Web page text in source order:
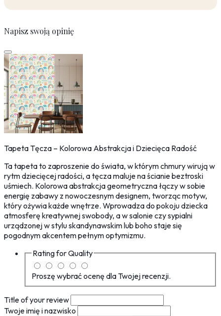
Napisz swoją opinię
Tapeta Tęcza – Kolorowa Abstrakcja i Dziecięca Radość
Ta tapeta to zaproszenie do świata, w którym chmury wirują w
rytm dziecięcej radości, a tęcza maluje na ścianie beztroski
uśmiech. Kolorowa abstrakcja geometryczna łączy w sobie
energię zabawy z nowoczesnym designem, tworząc motyw,
który ożywia każde wnętrze. Wprowadza do pokoju dziecka
atmosferę kreatywnej swobody, a w salonie czy sypialni
urządzonej w stylu skandynawskim lub boho staje się
pogodnym akcentem pełnym optymizmu.
Rating forQuality
Proszę wybrać ocenę dla Twojej recenzji.
Title of your review
Twoje imię i nazwisko